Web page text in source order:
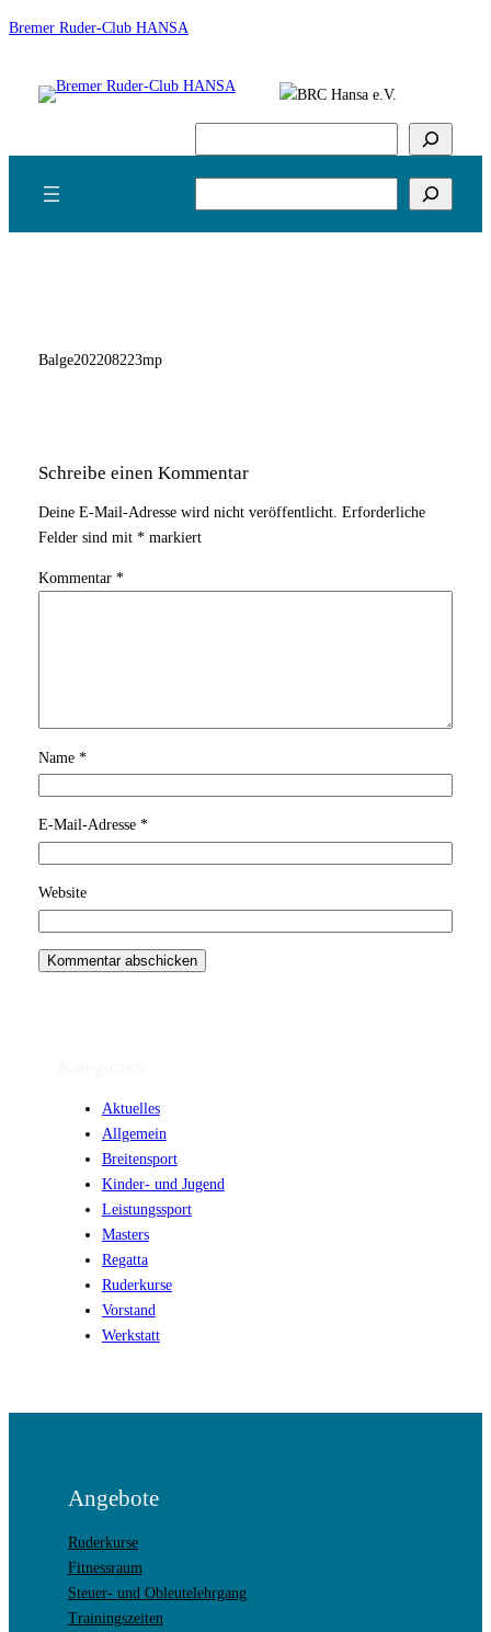
Zum
springen
Bremer Ruder-Club HANSA
Balge202208223mp
Schreibe einen Kommentar
Deine E-Mail-Adresse wird nicht veröffentlicht. Erforderliche
Felder sind mit *markiert
Kommentar *
Name *
E-Mail-Adresse *
Website
Aktuelles
Allgemein
Breitensport
Kinder- und Jugend
Leistungssport
Masters
Regatta
Ruderkurse
Vorstand
Werkstatt
Angebote
Ruderkurse
Fitnessraum
Steuer- und Obleutelehrgang
Trainingszeiten